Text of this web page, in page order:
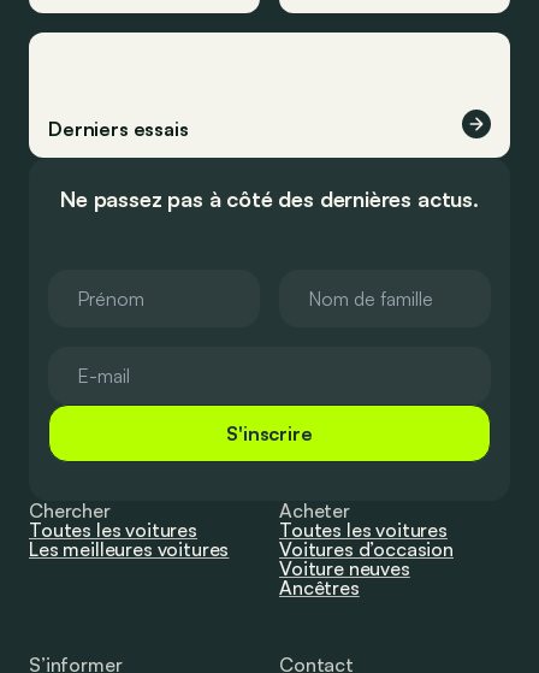
Derniers essais
Ne passez pas à côté des dernières actus.
S'inscrire
Chercher
Toutes les voitures
Les meilleures voitures
Acheter
Toutes les voitures
Voitures d’occasion
Voiture neuves
Ancêtres
S’informer
Contact